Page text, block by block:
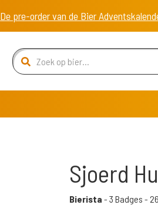
De pre-order van de Bier
Sjoerd
Bierista - 3 Badges -